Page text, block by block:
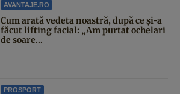
AVANTAJE.RO
Cum arată vedeta noastră, după ce și-a
făcut lifting facial: „Am purtat ochelari
de soare...
PROSPORT